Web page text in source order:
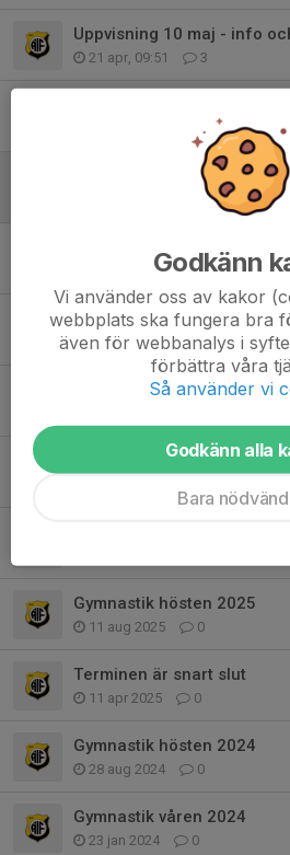
21 apr, 09:51 3
0
Tack för den här terminen
Specialkost - inför
1 dec 2025 0
3 frivilliga till
27 nov 2025 7
Juluppvisning 6:e dec
Uppehåll under höstlovet
Gymnastik hösten 2025
11 aug 2025 0
Terminen är snart slut
11 apr 2025 0
Gymnastik hösten 2024
28 aug 2024 0
Gymnastik våren 2024
23 jan 2024 0
Godkänn
Vi använder oss av kakor
webbplats ska fungera bra
även för webbanalys i
förbättra våra
Så använder vi
Godkänn alla
Bara